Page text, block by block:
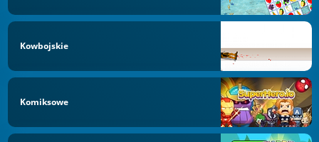
Kowbojskie
Komiksowe